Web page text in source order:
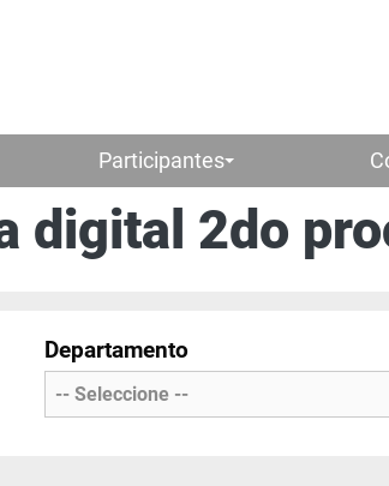
Participantes
digital 2do
Departamento